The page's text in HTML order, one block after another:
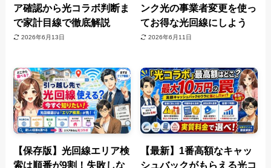
ア確認から光コラボ判断ま
で家計目線で徹底解説
2026年6月13日
ンク光の事業者変更を使っ
てお得な光回線にしよう
2026年6月11日
【保存版】光回線エリア検
索は順番が9割！失敗しな
【最新】1番高額なキャッ
シュバックがもらえる光コ